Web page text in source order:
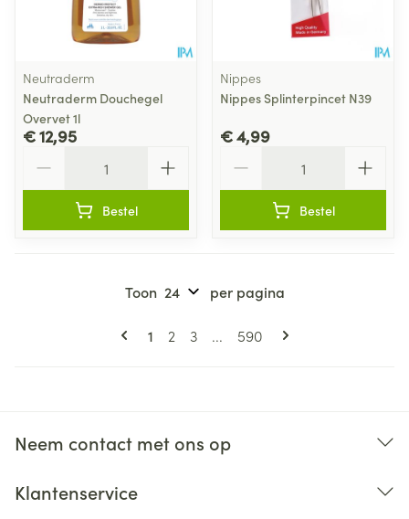
Neutraderm
Neutraderm Douchegel
Overvet 1l
€ 12,95
Bestel
Nippes
Nippes Splinterpincet N39
€ 4,99
Bestel
Pagina's
U lees momenteel pagina
1 Pagina
2 Pagina
3 ... Pagina
590
Toon per pagina
Neem contact met ons op
Klantenservice